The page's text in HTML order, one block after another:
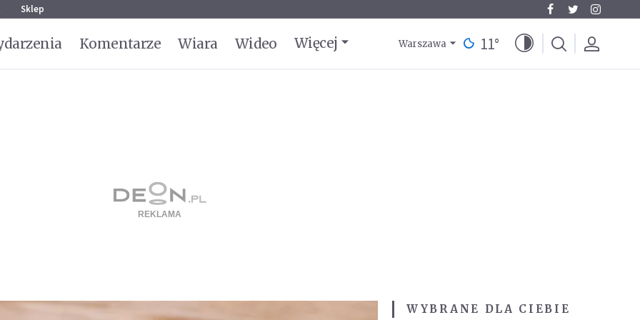
Sklep
Komentarze Wiara Wideo Więcej Warszawa 11°
WYBRANE DLA CIEBIE